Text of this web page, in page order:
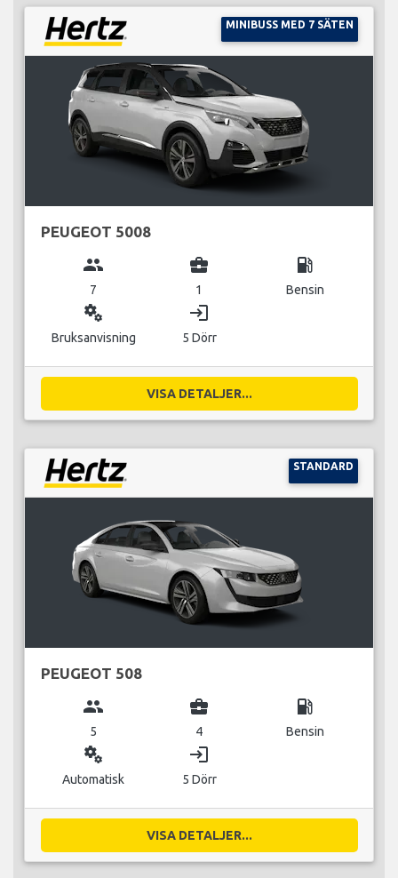
MINIBUSS MED 7 SÄTEN
PEUGEOT 5008
group
7
business_center
1
local_gas_station
Bensin
miscellaneous_services
Bruksanvisning
login
5 Dörr
VISA DETALJER...
STANDARD
PEUGEOT 508
group
5
business_center
4
local_gas_station
Bensin
miscellaneous_services
Automatisk
login
5 Dörr
VISA DETALJER...